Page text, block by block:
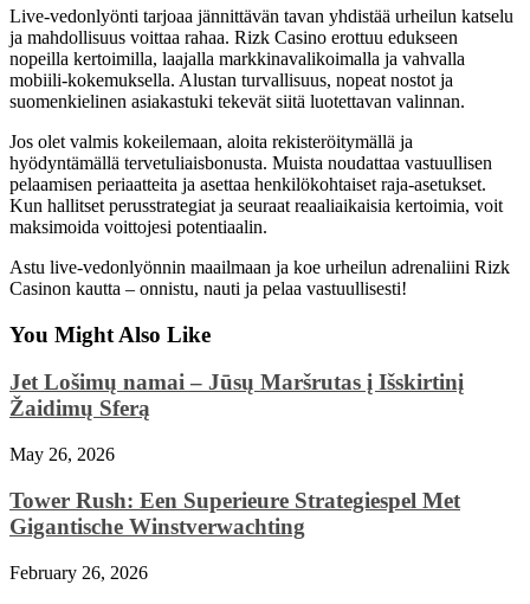
Live‑vedonlyönti tarjoaa jännittävän tavan yhdistää urheilun katselu
ja mahdollisuus voittaa rahaa. Rizk Casino erottuu edukseen
nopeilla kertoimilla, laajalla markkinavalikoimalla ja vahvalla
mobiili‑kokemuksella. Alustan turvallisuus, nopeat nostot ja
suomenkielinen asiakastuki tekevät siitä luotettavan valinnan.
Jos olet valmis kokeilemaan, aloita rekisteröitymällä ja
hyödyntämällä tervetuliaisbonusta. Muista noudattaa vastuullisen
pelaamisen periaatteita ja asettaa henkilökohtaiset raja‑asetukset.
Kun hallitset perusstrategiat ja seuraat reaaliaikaisia kertoimia, voit
maksimoida voittojesi potentiaalin.
Astu live‑vedonlyönnin maailmaan ja koe urheilun adrenaliini Rizk
Casinon kautta – onnistu, nauti ja pelaa vastuullisesti!
You Might Also Like
Jet Lošimų namai – Jūsų Maršrutas į Išskirtinį
Žaidimų Sferą
May 26, 2026
Tower Rush: Een Superieure Strategiespel Met
Gigantische Winstverwachting
February 26, 2026